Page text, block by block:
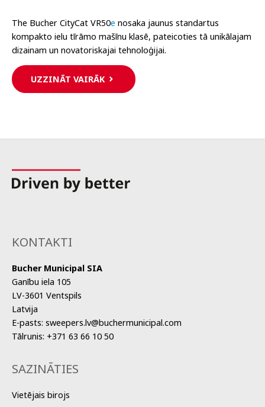
The Bucher CityCat VR50e nosaka jaunus standartus
kompakto ielu tīrāmo mašīnu klasē, pateicoties tā unikālajam
dizainam un novatoriskajai tehnoloģijai.
UZZINĀT VAIRĀK
KONTAKTI
Bucher Municipal SIA
Ganību iela 105
LV-3601 Ventspils
Latvija
E-pasts: sweepers.lv@buchermunicipal.com
Tālrunis: +371 63 66 10 50
SAZINĀTIES
Vietējais birojs